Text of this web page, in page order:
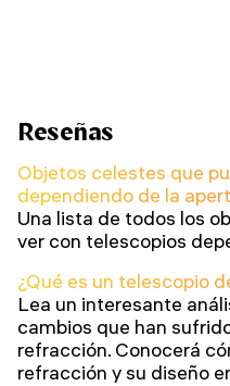
Reseñas
Objetos celestes que
dependiendo de la
Una lista de todos los
ver con telescopios
¿Qué es un telescopio
Lea un interesante
cambios que han
refracción. Conocerá
refracción y su diseño